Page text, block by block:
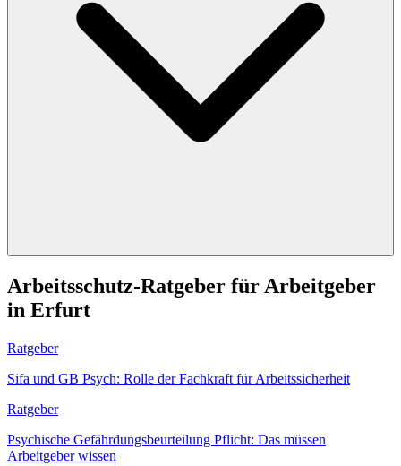
Arbeitsschutz-Ratgeber für Arbeitgeber
in Erfurt
Ratgeber
Sifa und GB Psych: Rolle der Fachkraft für Arbeitssicherheit
Ratgeber
Psychische Gefährdungsbeurteilung Pflicht: Das müssen
Arbeitgeber wissen